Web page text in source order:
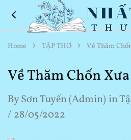
Nhất
Lang
Quán
Thơ
Hay
Cuộc
Sống
Home TẬP THƠ Về Thăm
Về Thăm Chốn
BySơn Tuyến (Admin) in
28/05/2022